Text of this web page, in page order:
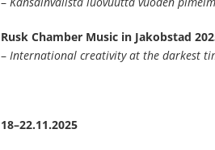
Rusk Chamber Music in Jakobstad
– International creativity at the darkest
18–22.11.2025